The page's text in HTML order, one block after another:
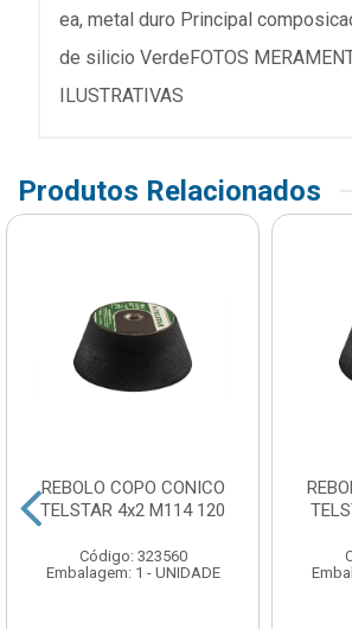
ea, metal duro Principal
de silicio VerdeFOTOS
ILUSTRATIVAS
Produtos Relacionados
REBOLO COPO CONICO
TELSTAR 4x2 M114 120
Código: 323560
Embalagem: 1 - UNIDADE